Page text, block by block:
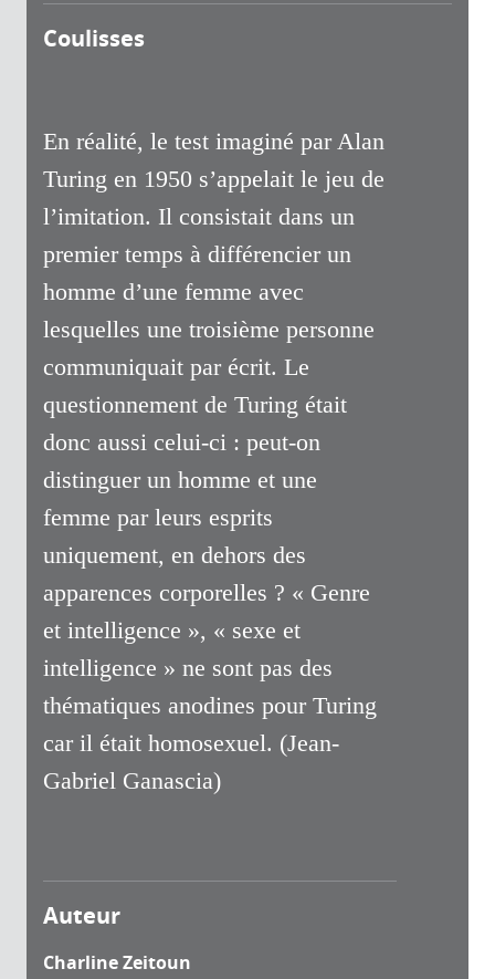
Coulisses
En réalité, le test imaginé par Alan
Turing en 1950 s’appelait le jeu de
l’imitation. Il consistait dans un
premier temps à différencier un
homme d’une femme avec
lesquelles une troisième personne
communiquait par écrit. Le
questionnement de Turing était
donc aussi celui-ci : peut-on
distinguer un homme et une
femme par leurs esprits
uniquement, en dehors des
apparences corporelles ? « Genre
et intelligence », « sexe et
intelligence » ne sont pas des
thématiques anodines pour Turing
car il était homosexuel. (Jean-
Gabriel Ganascia)
Auteur
Charline Zeitoun